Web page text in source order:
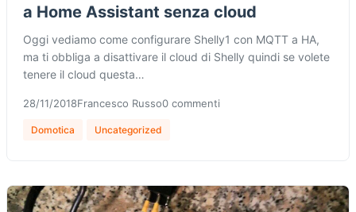
a Home Assistant senza cloud
Oggi vediamo come configurare Shelly1 con MQTT a HA,
ma ti obbliga a disattivare il cloud di Shelly quindi se volete
tenere il cloud questa…
28/11/2018Francesco Russo0 commenti
Domotica Uncategorized